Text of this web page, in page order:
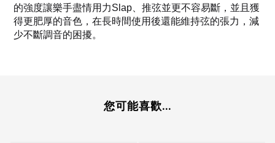
的強度讓樂手盡情用力Slap、推弦並更不容易斷，並且獲
得更肥厚的音色，在長時間使用後還能維持弦的張力，減
少不斷調音的困擾。
您可能喜歡...